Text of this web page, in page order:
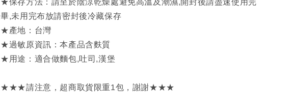
★保存方法：請至於陰涼乾燥處避免高溫及潮濕,開封後請盡速使用完
畢,未用完布放請密封後冷藏保存
★產地：台灣
★過敏原資訊：本產品含麩質
★用途：適合做麵包,吐司,漢堡
★★★請注意，超商取貨限重1包，謝謝★★★